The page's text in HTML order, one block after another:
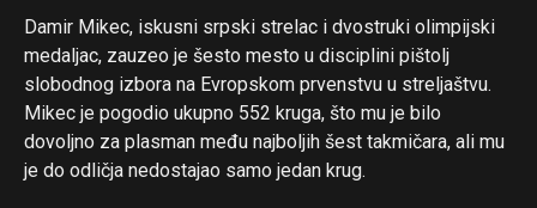
Damir Mikec, iskusni srpski strelac i dvostruki olimpijski
medaljac, zauzeo je šesto mesto u disciplini pištolj
slobodnog izbora na Evropskom prvenstvu u streljaštvu.
Mikec je pogodio ukupno 552 kruga, što mu je bilo
dovoljno za plasman među najboljih šest takmičara, ali mu
je do odličja nedostajao samo jedan krug.